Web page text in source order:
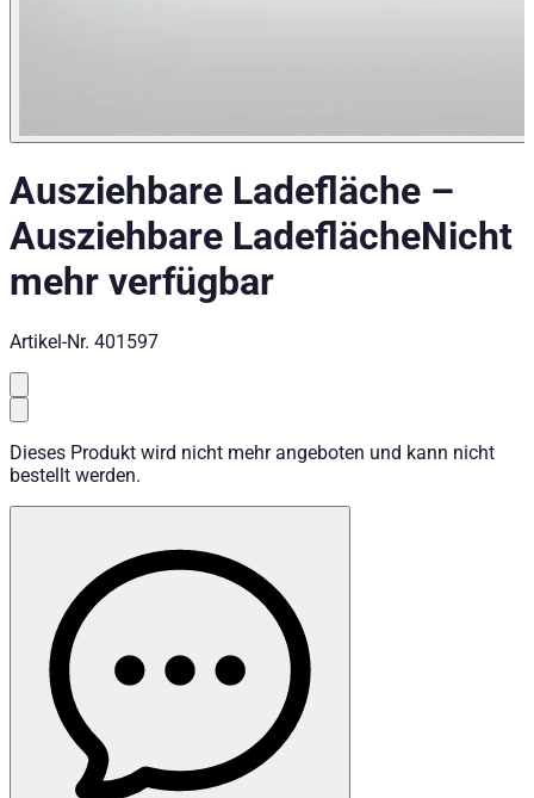
Ausziehbare Ladefläche –
Ausziehbare LadeflächeNicht
mehr verfügbar
Artikel-Nr. 401597
Dieses Produkt wird nicht mehr angeboten und kann nicht
bestellt werden.